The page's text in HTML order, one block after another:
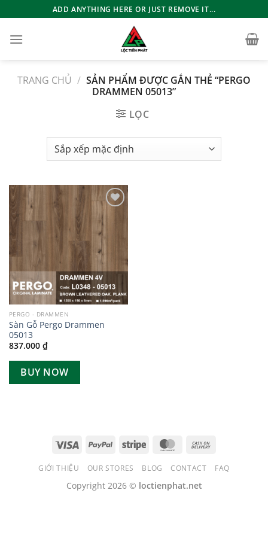
qua
nội
ADD ANYTHING HERE OR JUST REMOVE IT...
TRANG CHỦ / SẢN PHẨM ĐƯỢC GẮN THẺ “PERGO
DRAMMEN 05013”
LỌC
Add to
wishlist
PERGO - DRAMMEN
Sàn Gỗ Pergo Drammen
05013
837.000 ₫
BUY NOW
GIỚI THIỆU OUR STORES BLOG CONTACT FAQ
Copyright 2026 © loctienphat.net